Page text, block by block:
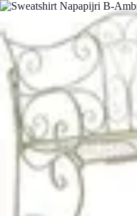
Belles Villes Monde
Inspiration de VoyageVilles à
Romantiques Voyages et
Belles Villes Monde